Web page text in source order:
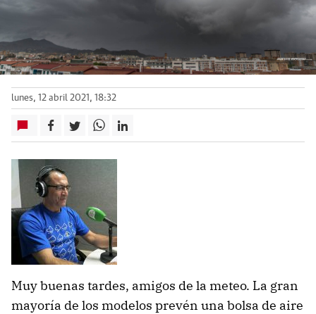
lunes, 12 abril 2021, 18:32
Muy buenas tardes, amigos de la meteo. La gran
mayoría de los modelos prevén una bolsa de aire